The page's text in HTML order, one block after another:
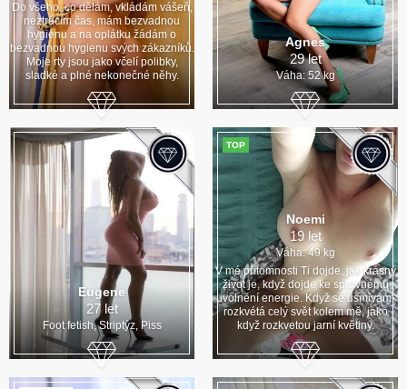
Do všeho, co dělám, vkládám vášeň,
neztrácím čas, mám bezvadnou
hygienu a na oplátku žádám o
bezvadnou hygienu svých zákazníků.
Moje rty jsou jako včelí polibky,
sladké a plné nekonečné něhy.
Agnes
29 let
Váha: 52 kg
Eugene
27 let
Foot fetish, Striptýz, Piss
TOP
Noemi
19 let
Váha: 49 kg
V mé přítomnosti Ti dojde, jak krásný
život je, když dojde ke správnému
uvolnění energie. Když se usmívám,
rozkvétá celý svět kolem mě, jako
když rozkvetou jarní květiny.